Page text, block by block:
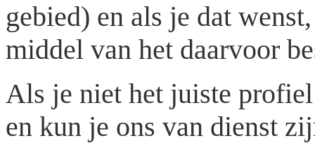
gebied) en als je dat
middel van het daarvoor
Als je niet het juiste
en kun je ons van dienst